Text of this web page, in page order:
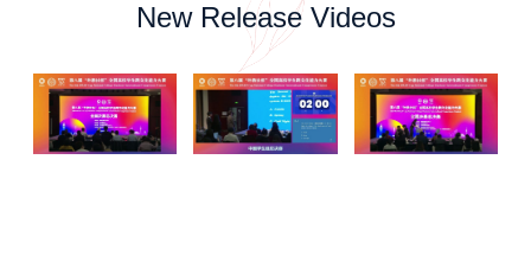
New Release Videos